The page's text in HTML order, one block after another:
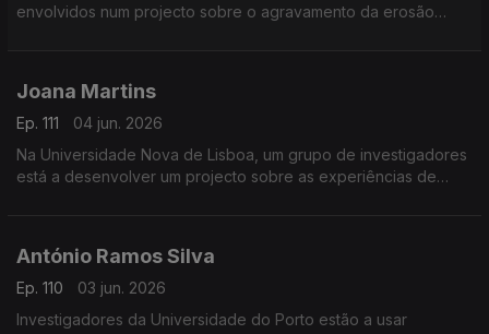
envolvidos num projecto sobre o agravamento da erosão
Joana Martins
Ep. 111
04 jun. 2026
Na Universidade Nova de Lisboa, um grupo de investigadores
está a desenvolver um projecto sobre as experiências de
António Ramos Silva
Ep. 110
03 jun. 2026
Investigadores da Universidade do Porto estão a usar